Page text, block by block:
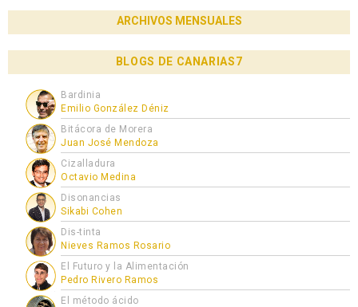
ARCHIVOS MENSUALES
BLOGS DE CANARIAS7
Bardinia
Emilio González Déniz
Bitácora de Morera
Juan José Mendoza
Cizalladura
Octavio Medina
Disonancias
Sikabi Cohen
Dis-tinta
Nieves Ramos Rosario
El Futuro y la Alimentación
Pedro Rivero Ramos
El método ácido